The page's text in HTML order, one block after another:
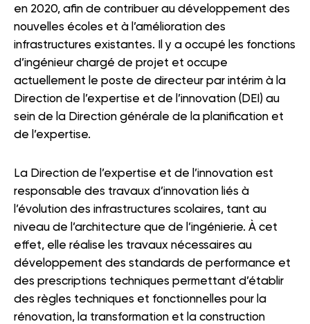
en 2020, afin de contribuer au développement des
nouvelles écoles et à l’amélioration des
infrastructures existantes. Il y a occupé les fonctions
d’ingénieur chargé de projet et occupe
actuellement le poste de directeur par intérim à la
Direction de l’expertise et de l’innovation (DEI) au
sein de la Direction générale de la planification et
de l’expertise.
La Direction de l’expertise et de l’innovation est
responsable des travaux d’innovation liés à
l’évolution des infrastructures scolaires, tant au
niveau de l’architecture que de l’ingénierie. À cet
effet, elle réalise les travaux nécessaires au
développement des standards de performance et
des prescriptions techniques permettant d’établir
des règles techniques et fonctionnelles pour la
rénovation, la transformation et la construction